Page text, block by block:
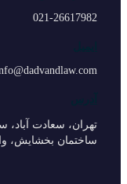
021-26617982
تهران، سعادت
ساختمان بخشایش،